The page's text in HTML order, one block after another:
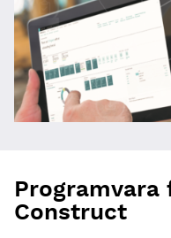
Construct